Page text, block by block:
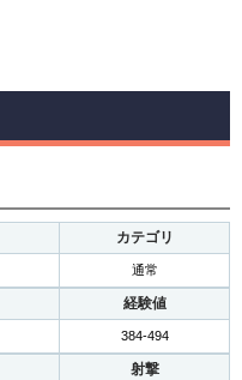
カテゴリ
通常
経験値
384-494
射撃